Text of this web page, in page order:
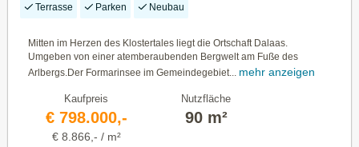
Terrasse Parken Neubau
Mitten im Herzen des Klostertales liegt die Ortschaft Dalaas.
Umgeben von einer atemberaubenden Bergwelt am Fuße des
Arlbergs.Der Formarinsee im Gemeindegebiet...
mehr anzeigen
Kaufpreis
€ 798.000,-
€ 8.866,- / m²
Nutzfläche
90 m²